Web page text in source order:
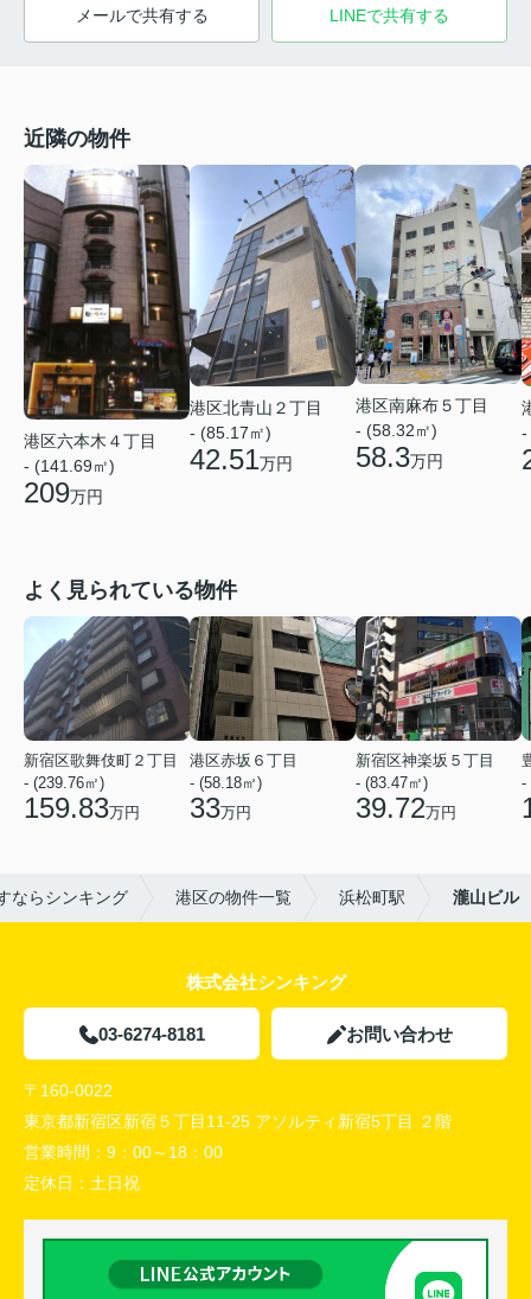
メールで共有する LINEで共有する
近隣の物件
港区六本木４丁目
- (141.69㎡)
209万円
港区北青山２丁目
- (85.17㎡)
42.51万円
港区南麻布５丁目
- (58.32㎡)
58.3万円
-
よく見られている物件
新宿区歌舞伎町２丁目
- (239.76㎡)
159.83万円
港区赤坂６丁目
- (58.18㎡)
33万円
新宿区神楽坂５丁目
- (83.47㎡)
39.72万円
-
ならシンキング 港区の物件一覧 浜松町駅 瀧山ビル
株式会社シンキング
03-6274-8181 お問い合わせ
〒160-0022
東京都新宿区新宿５丁目11-25 アソルティ新宿5丁目 ２階
営業時間： 9：00～18：00
定休日： 土日祝